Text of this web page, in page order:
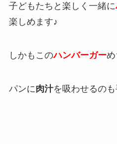
子どもたちと楽しく一緒に
楽しめます♪
しかもこのハンバーガーめ
パンに肉汁を吸わせるの